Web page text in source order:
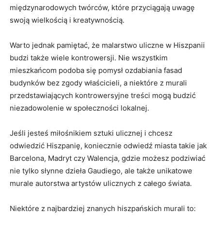
międzynarodowych twórców, które przyciągają uwagę
swoją wielkością i kreatywnością.
Warto jednak pamiętać, że malarstwo uliczne w Hiszpanii
budzi także wiele kontrowersji. Nie wszystkim
mieszkańcom podoba się pomysł ozdabiania fasad
budynków bez zgody właścicieli, a niektóre z murali
przedstawiających kontrowersyjne treści mogą budzić
niezadowolenie w społeczności lokalnej.
Jeśli jesteś miłośnikiem sztuki ulicznej i chcesz
odwiedzić Hiszpanię, koniecznie odwiedź miasta takie jak
Barcelona, Madryt czy Walencja, gdzie możesz podziwiać
nie tylko słynne dzieła Gaudiego, ale także unikatowe
murale autorstwa artystów ulicznych z całego świata.
Niektóre z najbardziej znanych hiszpańskich murali to: